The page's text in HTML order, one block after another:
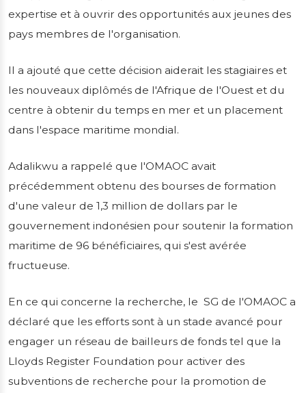
expertise et à ouvrir des opportunités aux jeunes des
pays membres de l'organisation.
Il a ajouté que cette décision aiderait les stagiaires et
les nouveaux diplômés de l'Afrique de l'Ouest et du
centre à obtenir du temps en mer et un placement
dans l'espace maritime mondial.
Adalikwu a rappelé que l'OMAOC avait
précédemment obtenu des bourses de formation
d'une valeur de 1,3 million de dollars par le
gouvernement indonésien pour soutenir la formation
maritime de 96 bénéficiaires, qui s'est avérée
fructueuse.
En ce qui concerne la recherche, le SG de l'OMAOC a
déclaré que les efforts sont à un stade avancé pour
engager un réseau de bailleurs de fonds tel que la
Lloyds Register Foundation pour activer des
subventions de recherche pour la promotion de